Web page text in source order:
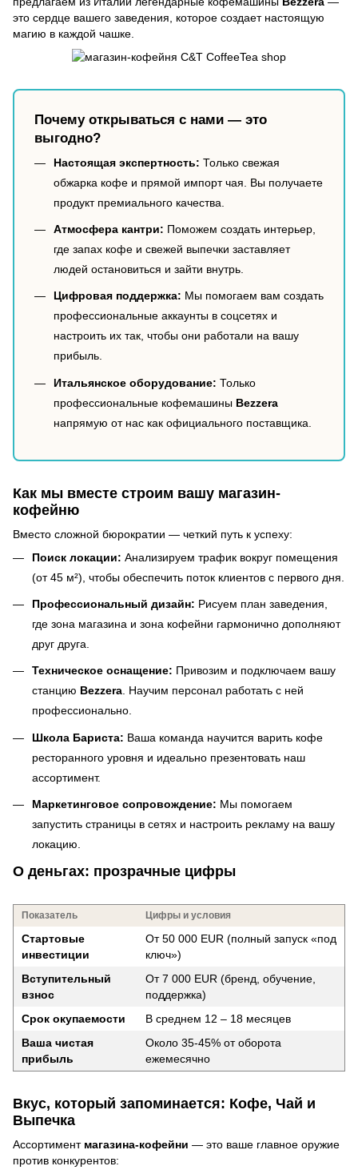
это сердце вашего заведения, которое создает настоящую
магию в каждой чашке.
Почему открываться с нами — это
выгодно?
Настоящая экспертность: Только свежая
обжарка кофе и прямой импорт чая. Вы получаете
продукт премиального качества.
Атмосфера кантри: Поможем создать интерьер,
где запах кофе и свежей выпечки заставляет
людей остановиться и зайти внутрь.
Цифровая поддержка: Мы помогаем вам создать
профессиональные аккаунты в соцсетях и
настроить их так, чтобы они работали на вашу
прибыль.
Итальянское оборудование: Только
профессиональные кофемашины Bezzera
напрямую от нас как официального поставщика.
Как мы вместе строим вашу магазин-
кофейню
Вместо сложной бюрократии — четкий путь к успеху:
Поиск локации: Анализируем трафик вокруг помещения
(от 45 м²), чтобы обеспечить поток клиентов с первого дня.
Профессиональный дизайн: Рисуем план заведения,
где зона магазина и зона кофейни гармонично дополняют
друг друга.
Техническое оснащение: Привозим и подключаем вашу
станцию Bezzera. Научим персонал работать с ней
профессионально.
Школа Бариста: Ваша команда научится варить кофе
ресторанного уровня и идеально презентовать наш
ассортимент.
Маркетинговое сопровождение: Мы помогаем
запустить страницы в сетях и настроить рекламу на вашу
локацию.
О деньгах: прозрачные цифры
Показатель Цифры и условия
Стартовые
инвестиции
От 50 000 EUR (полный запуск «под
ключ»)
Вступительный
взнос
От 7 000 EUR (бренд, обучение,
поддержка)
Срок окупаемости
В среднем 12 – 18 месяцев
Ваша чистая
прибыль
Около 35-45% от оборота
ежемесячно
Вкус, который запоминается: Кофе, Чай и
Выпечка
Ассортимент магазина-кофейни — это ваше главное оружие
против конкурентов: